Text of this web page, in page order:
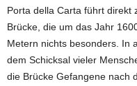
Porta della Carta führt direkt
Brücke, die um das Jahr
Metern nichts besonders. In
dem Schicksal vieler
die Brücke Gefangene nach